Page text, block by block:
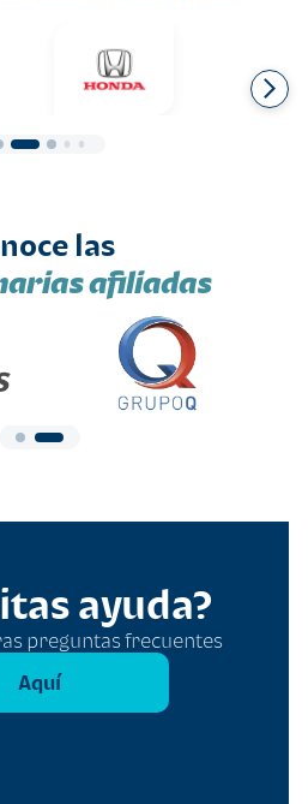
las
afiliadas
ayuda?
preguntas frecuentes
Aquí